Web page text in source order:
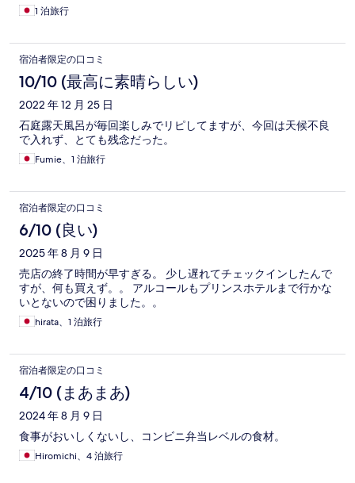
1 泊旅行
宿泊者限定の口コミ
10/10 (最高に素晴らしい)
2022 年 12 月 25 日
石庭露天風呂が毎回楽しみでリピしてますが、今回は天候不良
で入れず、とても残念だった。
Fumie、1 泊旅行
宿泊者限定の口コミ
6/10 (良い)
2025 年 8 月 9 日
売店の終了時間が早すぎる。 少し遅れてチェックインしたんで
すが、何も買えず。。 アルコールもプリンスホテルまで行かな
いとないので困りました。。
hirata、1 泊旅行
宿泊者限定の口コミ
4/10 (まあまあ)
2024 年 8 月 9 日
食事がおいしくないし、コンビニ弁当レベルの食材。
Hiromichi、4 泊旅行